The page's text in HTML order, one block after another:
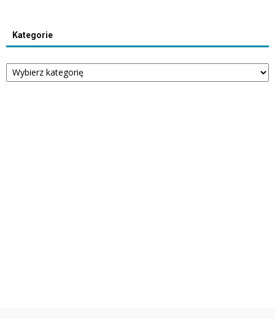
Kategorie
Kategorie